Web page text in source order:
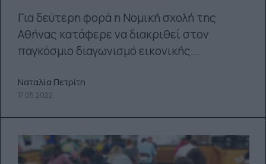
Για δεύτερη φορά η Νομική σχολή της
Αθήνας κατάφερε να διακριθεί στον
παγκόσμιο διαγωνισμό εικονικής...
Ναταλία Πετρίτη
17.05.2022